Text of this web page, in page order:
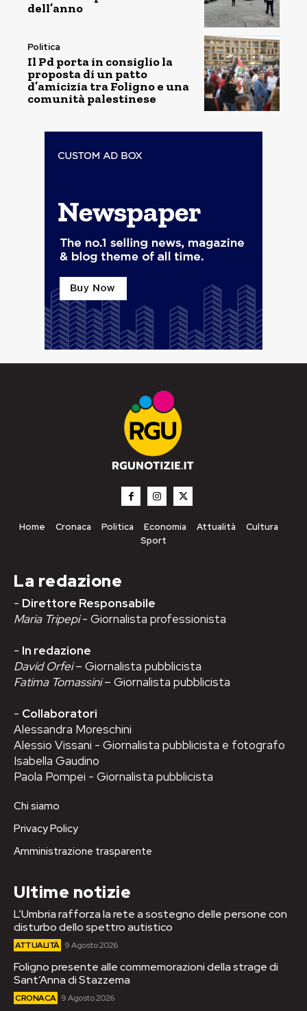
dell’anno
Politica
Il Pd porta in consiglio la
proposta di un patto
d’amicizia tra Foligno e una
comunità palestinese
Home Cronaca Politica Economia Attualità
Cultura
Sport
La redazione
- Direttore Responsabile
Maria Tripepi- Giornalista professionista
- In redazione
David Orfei– Giornalista pubblicista
Fatima Tomassini– Giornalista pubblicista
- Collaboratori
Alessandra Moreschini
Alessio Vissani - Giornalista pubblicista e fotografo
Isabella Gaudino
Paola Pompei - Giornalista pubblicista
Chi siamo
Privacy Policy
Amministrazione trasparente
Ultime notizie
L’Umbria rafforza la rete a sostegno delle persone con
disturbo dello spettro autistico
ATTUALITÀ 9 Agosto 2026
Foligno presente alle commemorazioni della strage di
Sant’Anna di Stazzema
CRONACA 9 Agosto 2026